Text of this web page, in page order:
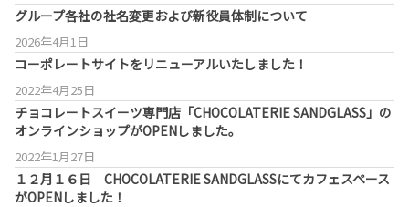
グループ各社の社名変更および新役員体制について
2026年4月1日
コーポレートサイトをリニューアルいたしました！
2022年4月25日
チョコレートスイーツ専門店「CHOCOLATERIE SANDGLASS」の
オンラインショップがOPENしました。
2022年1月27日
１２月１６日 CHOCOLATERIE SANDGLASSにてカフェスペース
がOPENしました！